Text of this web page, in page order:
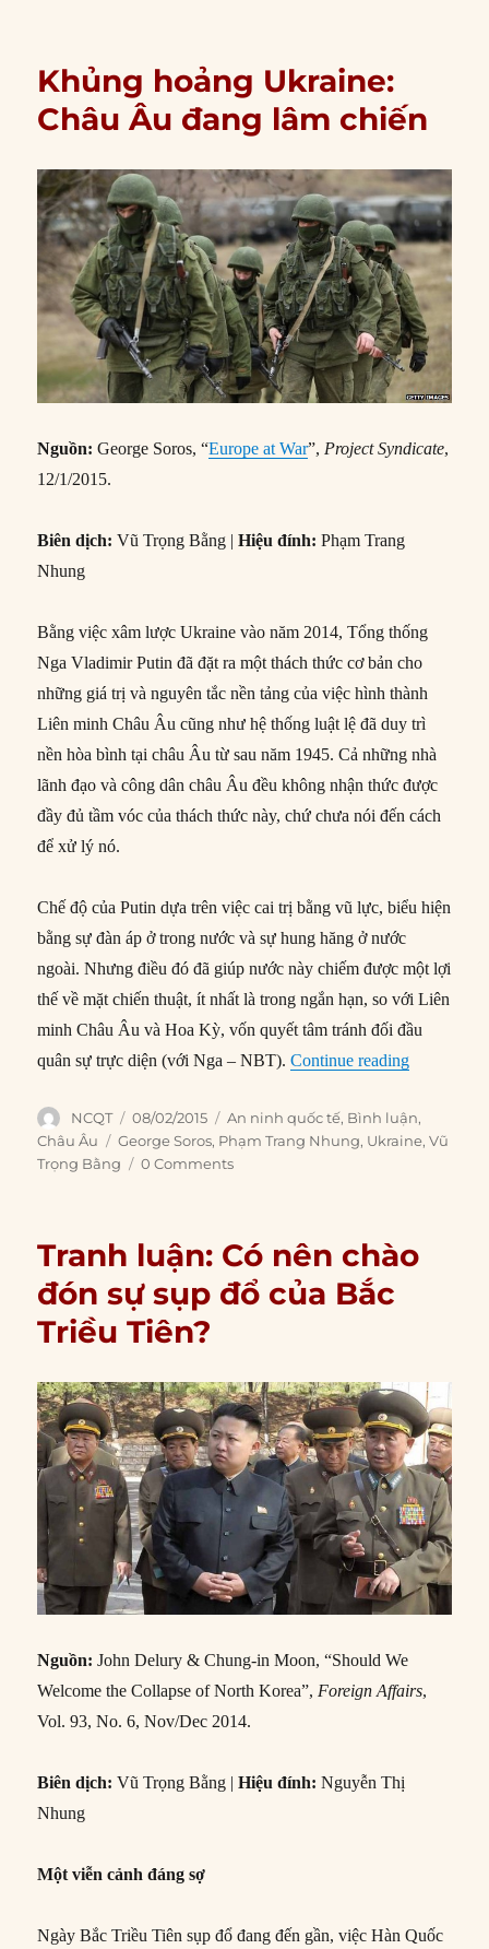
Khủng hoảng Ukraine:
Châu Âu đang lâm chiến
Nguồn: George Soros, “Europe at War”, Project Syndicate,
12/1/2015.
Biên dịch: Vũ Trọng Bằng |Hiệu đính: Phạm Trang
Nhung
Bằng việc xâm lược Ukraine vào năm 2014, Tổng thống
Nga Vladimir Putin đã đặt ra một thách thức cơ bản cho
những giá trị và nguyên tắc nền tảng của việc hình thành
Liên minh Châu Âu cũng như hệ thống luật lệ đã duy trì
nền hòa bình tại châu Âu từ sau năm 1945. Cả những nhà
lãnh đạo và công dân châu Âu đều không nhận thức được
đầy đủ tầm vóc của thách thức này, chứ chưa nói đến cách
để xử lý nó.
Chế độ của Putin dựa trên việc cai trị bằng vũ lực, biểu hiện
bằng sự đàn áp ở trong nước và sự hung hăng ở nước
ngoài. Nhưng điều đó đã giúp nước này chiếm được một lợi
thế về mặt chiến thuật, ít nhất là trong ngắn hạn, so với Liên
minh Châu Âu và Hoa Kỳ, vốn quyết tâm tránh đối đầu
quân sự trực diện (với Nga – NBT).Continue reading“Khủng
Author
NCQT
Posted
on
08/02/2015 Categories
An ninh quốc tế, Bình luận,
Châu Âu
Tags
George Soros, Phạm Trang Nhung, Ukraine,Vũ
Trọng Bằng
0 Comments
Tranh luận: Có nên chào
đón sự sụp đổ của Bắc
Triều Tiên?
Nguồn:John Delury & Chung-in Moon, “Should We
Welcome the Collapse of North Korea”, Foreign Affairs,
Vol. 93, No. 6, Nov/Dec 2014.
Biên dịch: Vũ Trọng Bằng |Hiệu đính: Nguyễn Thị
Nhung
Một viễn cảnh đáng sợ
Ngày Bắc Triều Tiên sụp đổ đang đến gần, việc Hàn Quốc